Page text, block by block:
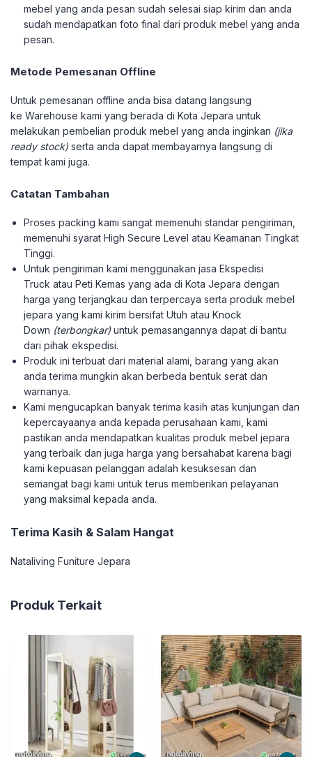
mebel yang anda pesan sudah selesai siap kirim dan anda
sudah mendapatkan foto final dari produk mebel yang anda
pesan.
Metode Pemesanan Offline
Untuk pemesanan offline anda bisa datang langsung
ke Warehouse kami yang berada di Kota Jepara untuk
melakukan pembelian produk mebel yang anda inginkan (jika
ready stock) serta anda dapat membayarnya langsung di
tempat kami juga.
Catatan Tambahan
Proses packing kami sangat memenuhi standar pengiriman,
memenuhi syarat High Secure Level atau Keamanan Tingkat
Tinggi.
Untuk pengiriman kami menggunakan jasa Ekspedisi
Truck atau Peti Kemas yang ada di Kota Jepara dengan
harga yang terjangkau dan terpercaya serta produk mebel
jepara yang kami kirim bersifat Utuh atau Knock
Down (terbongkar) untuk pemasangannya dapat di bantu
dari pihak ekspedisi.
Produk ini terbuat dari material alami, barang yang akan
anda terima mungkin akan berbeda bentuk serat dan
warnanya.
Kami mengucapkan banyak terima kasih atas kunjungan dan
kepercayaanya anda kepada perusahaan kami, kami
pastikan anda mendapatkan kualitas produk mebel jepara
yang terbaik dan juga harga yang bersahabat karena bagi
kami kepuasan pelanggan adalah kesuksesan dan
semangat bagi kami untuk terus memberikan pelayanan
yang maksimal kepada anda.
Terima Kasih & Salam Hangat
Nataliving Funiture Jepara
Produk Terkait